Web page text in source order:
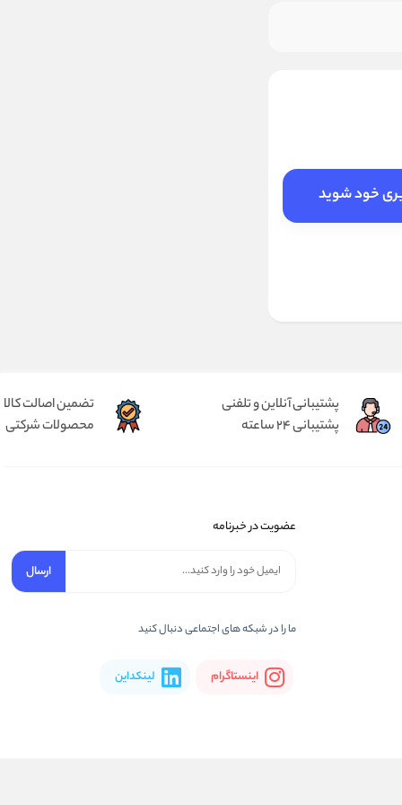
خود شوید
پشتیبانی آنلاین و تلفنی
پشتیبانی 24 ساعته
تضمین اصالت کالا
محصولات شرکتی
عضویت در خبرنامه
ارسال
ما را در شبکه های اجتماعی دنبال کنید
اینستاگرام لینکداین